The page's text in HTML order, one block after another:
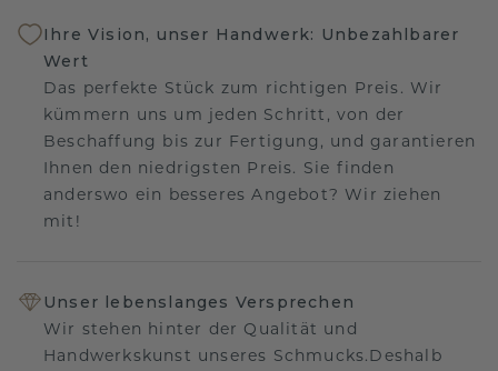
Ihre Vision, unser Handwerk: Unbezahlbarer
Wert
Das perfekte Stück zum richtigen Preis. Wir
kümmern uns um jeden Schritt, von der
Beschaffung bis zur Fertigung, und garantieren
Ihnen den niedrigsten Preis. Sie finden
anderswo ein besseres Angebot? Wir ziehen
mit!
Unser lebenslanges Versprechen
Wir stehen hinter der Qualität und
Handwerkskunst unseres Schmucks.Deshalb